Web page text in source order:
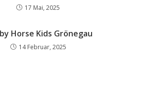
17 Mai, 2025
Horse Kids Grönegau
14 Februar, 2025